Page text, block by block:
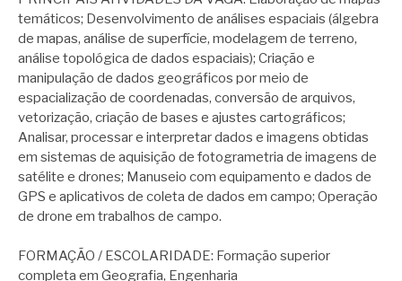
temáticos; Desenvolvimento de análises espaciais (álgebra
de mapas, análise de superfície, modelagem de terreno,
análise topológica de dados espaciais); Criação e
manipulação de dados geográficos por meio de
espacialização de coordenadas, conversão de arquivos,
vetorização, criação de bases e ajustes cartográficos;
Analisar, processar e interpretar dados e imagens obtidas
em sistemas de aquisição de fotogrametria de imagens de
satélite e drones; Manuseio com equipamento e dados de
GPS e aplicativos de coleta de dados em campo; Operação
de drone em trabalhos de campo.
FORMAÇÃO / ESCOLARIDADE: Formação superior
completa em Geografia, Engenharia